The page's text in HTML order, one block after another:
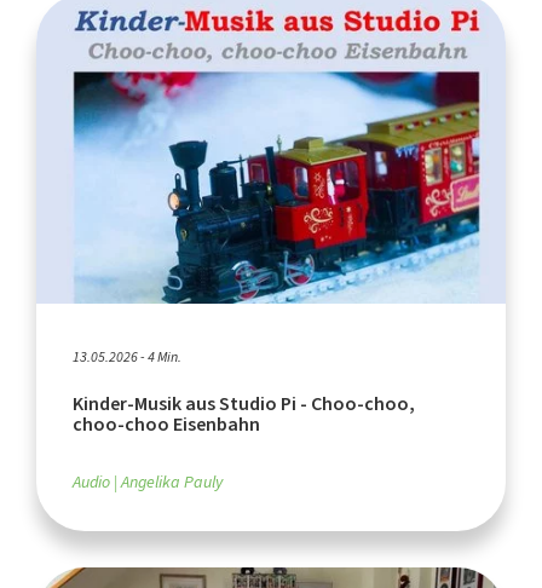
13.05.2026 - 4 Min.
Kinder-Musik aus Studio Pi - Choo-choo,
choo-choo Eisenbahn
Audio Angelika Pauly